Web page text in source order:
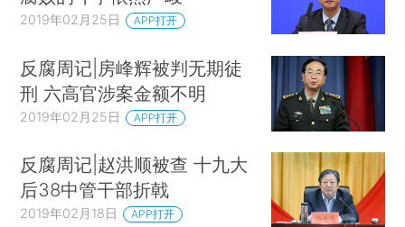
2019年02月25日 APP打开
反腐周记|房峰辉被判无期徒
刑 六高官涉案金额不明
2019年02月25日 APP打开
反腐周记|赵洪顺被查 十九大
后38中管干部折戟
2019年02月18日 APP打开